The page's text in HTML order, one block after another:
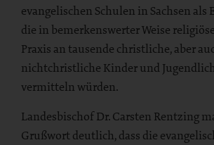
evangelischen Schulen in Sachsen
die in bemerkenswerter Weise
Praxis an tausende christliche, aber
nichtchristliche Kinder und
vermitteln würden.
Landesbischof Dr. Carsten Rentzing
Grußwort deutlich, dass die